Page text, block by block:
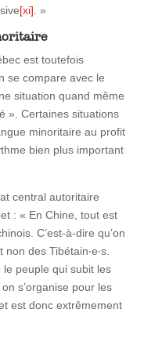
[xi]. »
est toutefois
se compare avec le
situation quand même
». Certaines situations
minoritaire au profit
bien plus important
central autoritaire
: « En Chine, tout est
C’est-à-dire qu’on
des Tibétain‧e‧s.
le peuple qui subit les
s’organise pour les
est donc extrêmement